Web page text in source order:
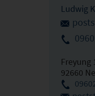
Ludwig
Freyung
92660